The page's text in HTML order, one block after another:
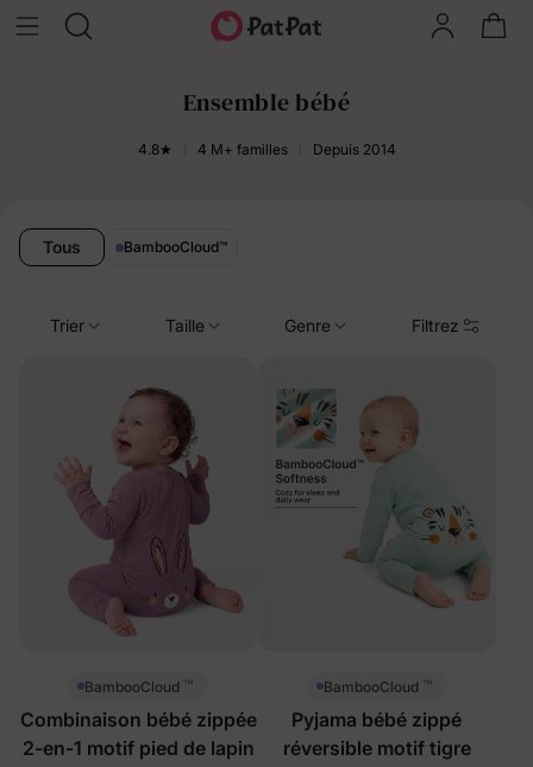
Ensemble bébé
4.8★ 4 M+ familles Depuis 2014
Tous BambooCloud™
Trier Taille Genre Filtrez
BambooCloud ™
Combinaison bébé zippée
2-en-1 motif pied de lapin
BambooCloud ™
Pyjama bébé zippé
réversible motif tigre